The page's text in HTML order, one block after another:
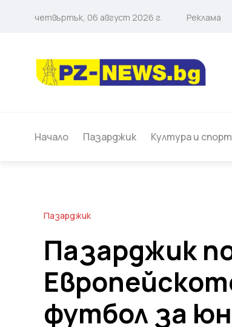
четвъртък, 06 август 2026 г. Реклама
Начало Пазарджик Култура и спорт
Пазарджик
Пазарджик
футбол за